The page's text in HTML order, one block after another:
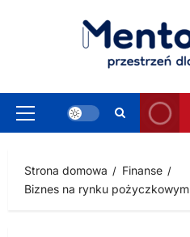
Menu
Strona domowa
Finanse
Biznes na rynku pożyczkowym